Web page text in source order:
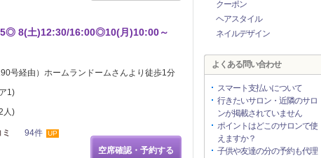
8(土)12:30/16:00◎10(月)10:00～
号経由）ホームランドームさんより徒歩1分
1)
人)
94件 UP
空席確認・予約する
クーポン
ヘアスタイル
ネイルデザイン
よくある問い合わせ
スマート支払いについて
行きたいサロン・近隣のサロ
ンが掲載されていません
ポイントはどこのサロンで使
えますか？
子供や友達の分の予約も代理